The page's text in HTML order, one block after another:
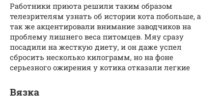
Работники приюта решили таким образом
телезрителям узнать об истории кота побольше, а
так же акцентировали внимание заводчиков на
проблему лишнего веса питомцев. Мяу сразу
посадили на жесткую диету, и он даже успел
сбросить несколько килограмм, но на фоне
серьезного ожирения у котика отказали легкие
Вязка